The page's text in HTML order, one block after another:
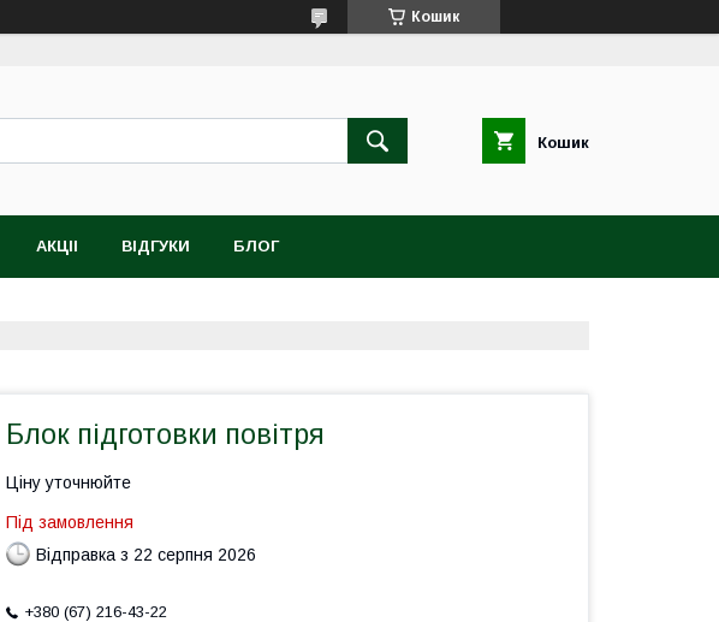
Кошик
Кошик
АКЦІІ ВІДГУКИ БЛОГ
Блок підготовки повітря
Ціну уточнюйте
Під замовлення
Відправка з 22 серпня 2026
+380 (67) 216-43-22